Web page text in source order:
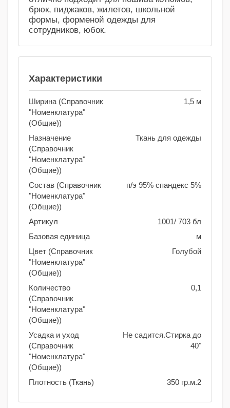
брюк, пиджаков, жилетов, школьной
формы, форменой одежды для
сотрудников, юбок.
Характеристики
Ширина (Справочник
"Номенклатура"
(Общие))
1,5 м
Назначение
(Справочник
"Номенклатура"
(Общие))
Ткань для одежды
Состав (Справочник
"Номенклатура"
(Общие))
п/э 95% спандекс 5%
Артикул
1001/ 703 бл
Базовая единица
м
Цвет (Справочник
"Номенклатура"
(Общие))
Голубой
Количество
(Справочник
"Номенклатура"
(Общие))
0,1
Усадка и уход
(Справочник
"Номенклатура"
(Общие))
Не садится.Стирка до
40"
Плотность (Ткань) 350 гр.м.2